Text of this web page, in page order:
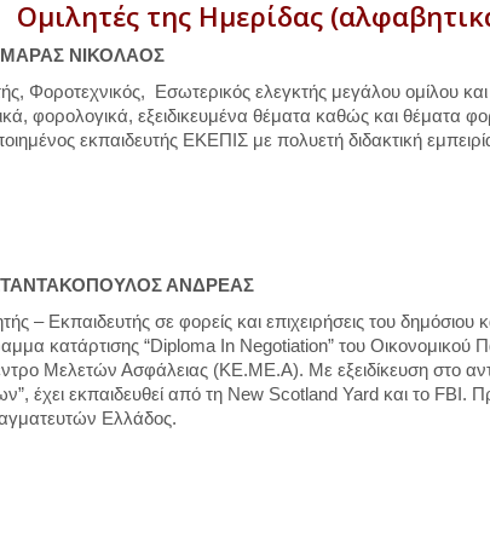
Ομιλητές της Ημερίδας
ΝΙΚΟΛΑΟΣ
Φοροτεχνικός, Εσωτερικός ελεγκτής μεγάλου ομίλου
φορολογικά, εξειδικευμένα θέματα καθώς και θέματα
εκπαιδευτής ΕΚΕΠΙΣ με πολυετή διδακτική
ΑΝΔΡΕΑΣ
– Εκπαιδευτής σε φορείς και επιχειρήσεις του δημόσιου
κατάρτισης “Diploma In Negotiation” του Οικονομικού
Μελετών Ασφάλειας (ΚΕ.ΜΕ.Α). Με εξειδίκευση στο
έχει εκπαιδευθεί από τη New Scotland Yard και το
Ελλάδος.